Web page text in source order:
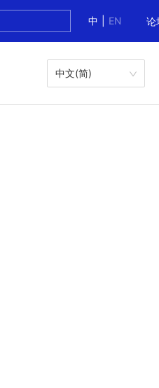
中
EN 论
中文(简)